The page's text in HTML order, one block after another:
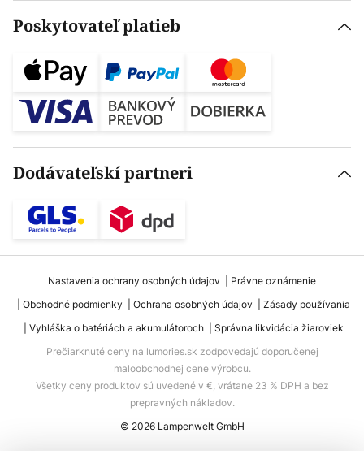
Poskytovateľ platieb
Dodávateľskí partneri
Nastavenia ochrany osobných údajov
Právne oznámenie
Obchodné podmienky
Ochrana osobných údajov
Zásady používania
Vyhláška o batériách a akumulátoroch
Správna likvidácia žiaroviek
Prečiarknuté ceny na lumories.sk zodpovedajú doporučenej
maloobchodnej cene výrobcu.
Všetky ceny produktov sú uvedené v €, vrátane 23 % DPH a bez
prepravných nákladov.
© 2026 Lampenwelt GmbH